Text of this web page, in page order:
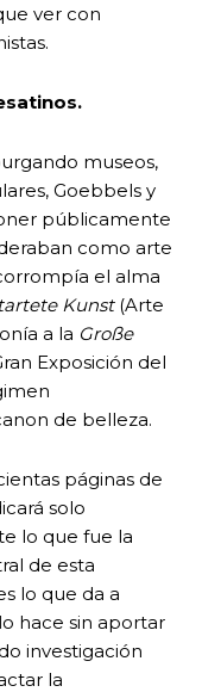
ver con
museos,
Goebbels y
públicamente
como arte
el alma
Kunst(Arte
a la Große
Exposición del
de belleza.
páginas de
solo
lo que fue la
de esta
lo que da a
hace sin aportar
investigación
la